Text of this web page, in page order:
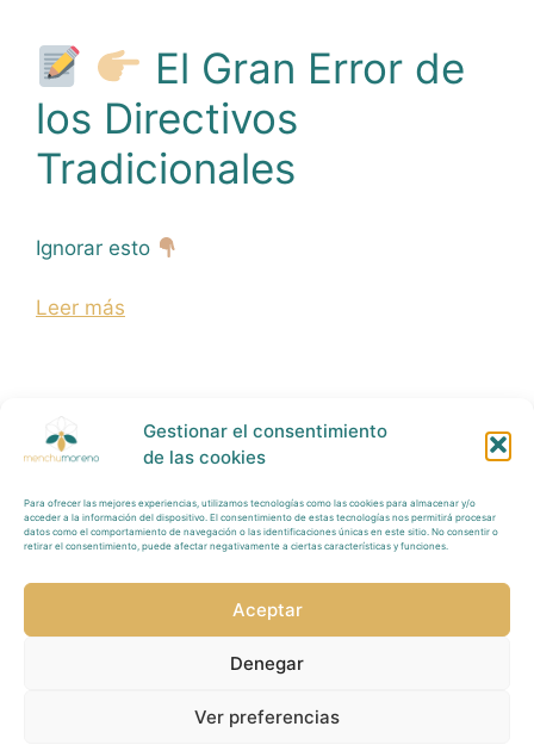
Gestionar el consentimiento
de las cookies
Para ofrecer las mejores experiencias, utilizamos tecnologías como las cookies para almacenar y/o
acceder a la información del dispositivo. El consentimiento de estas tecnologías nos permitirá procesar
datos como el comportamiento de navegación o las identificaciones únicas en este sitio. No consentir o
retirar el consentimiento, puede afectar negativamente a ciertas características y funciones.
Aceptar
Denegar
Ver preferencias
El Gran Error de
los Directivos
Tradicionales
Ignorar esto
Leer más
Política Privacidad
AvisoLegal
Redes Sociales
Política de Cookies